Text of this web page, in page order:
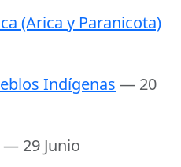
(Arica y Paranicota)
Indígenas — 20
— 29 Junio